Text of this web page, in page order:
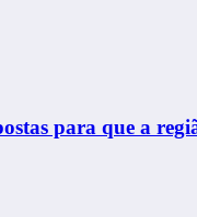
para que a